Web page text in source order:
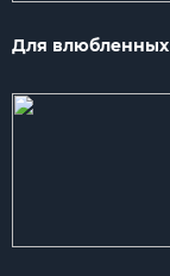
Для влюбленных